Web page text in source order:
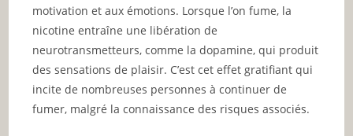
motivation et aux émotions. Lorsque l’on fume, la
nicotine entraîne une libération de
neurotransmetteurs, comme la dopamine, qui produit
des sensations de plaisir. C’est cet effet gratifiant qui
incite de nombreuses personnes à continuer de
fumer, malgré la connaissance des risques associés.